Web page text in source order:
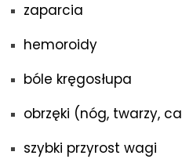
zaparcia
hemoroidy
bóle kręgosłupa
obrzęki (nóg, twarzy,
szybki przyrost wagi